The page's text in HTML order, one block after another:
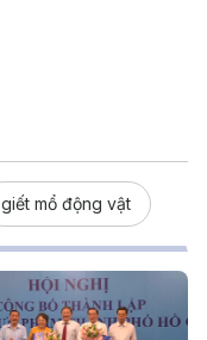
giết mổ động vật